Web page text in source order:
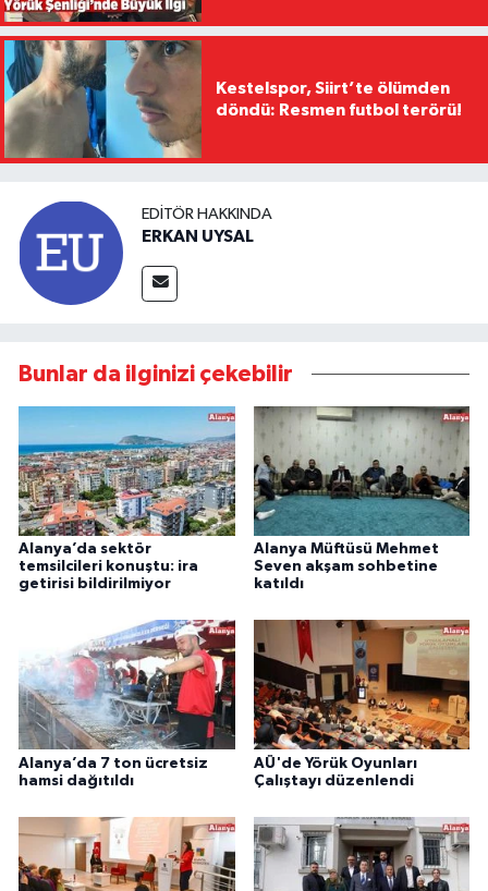
Kestelspor, Siirt’te ölümden
döndü: Resmen futbol terörü!
EDITÖR HAKKINDA
ERKAN UYSAL
Bunlar da ilginizi çekebilir
Alanya’da sektör
temsilcileri konuştu: ira
getirisi bildirilmiyor
Alanya Müftüsü Mehmet
Seven akşam sohbetine
katıldı
Alanya’da 7 ton ücretsiz
hamsi dağıtıldı
AÜ'de Yörük Oyunları
Çalıştayı düzenlendi